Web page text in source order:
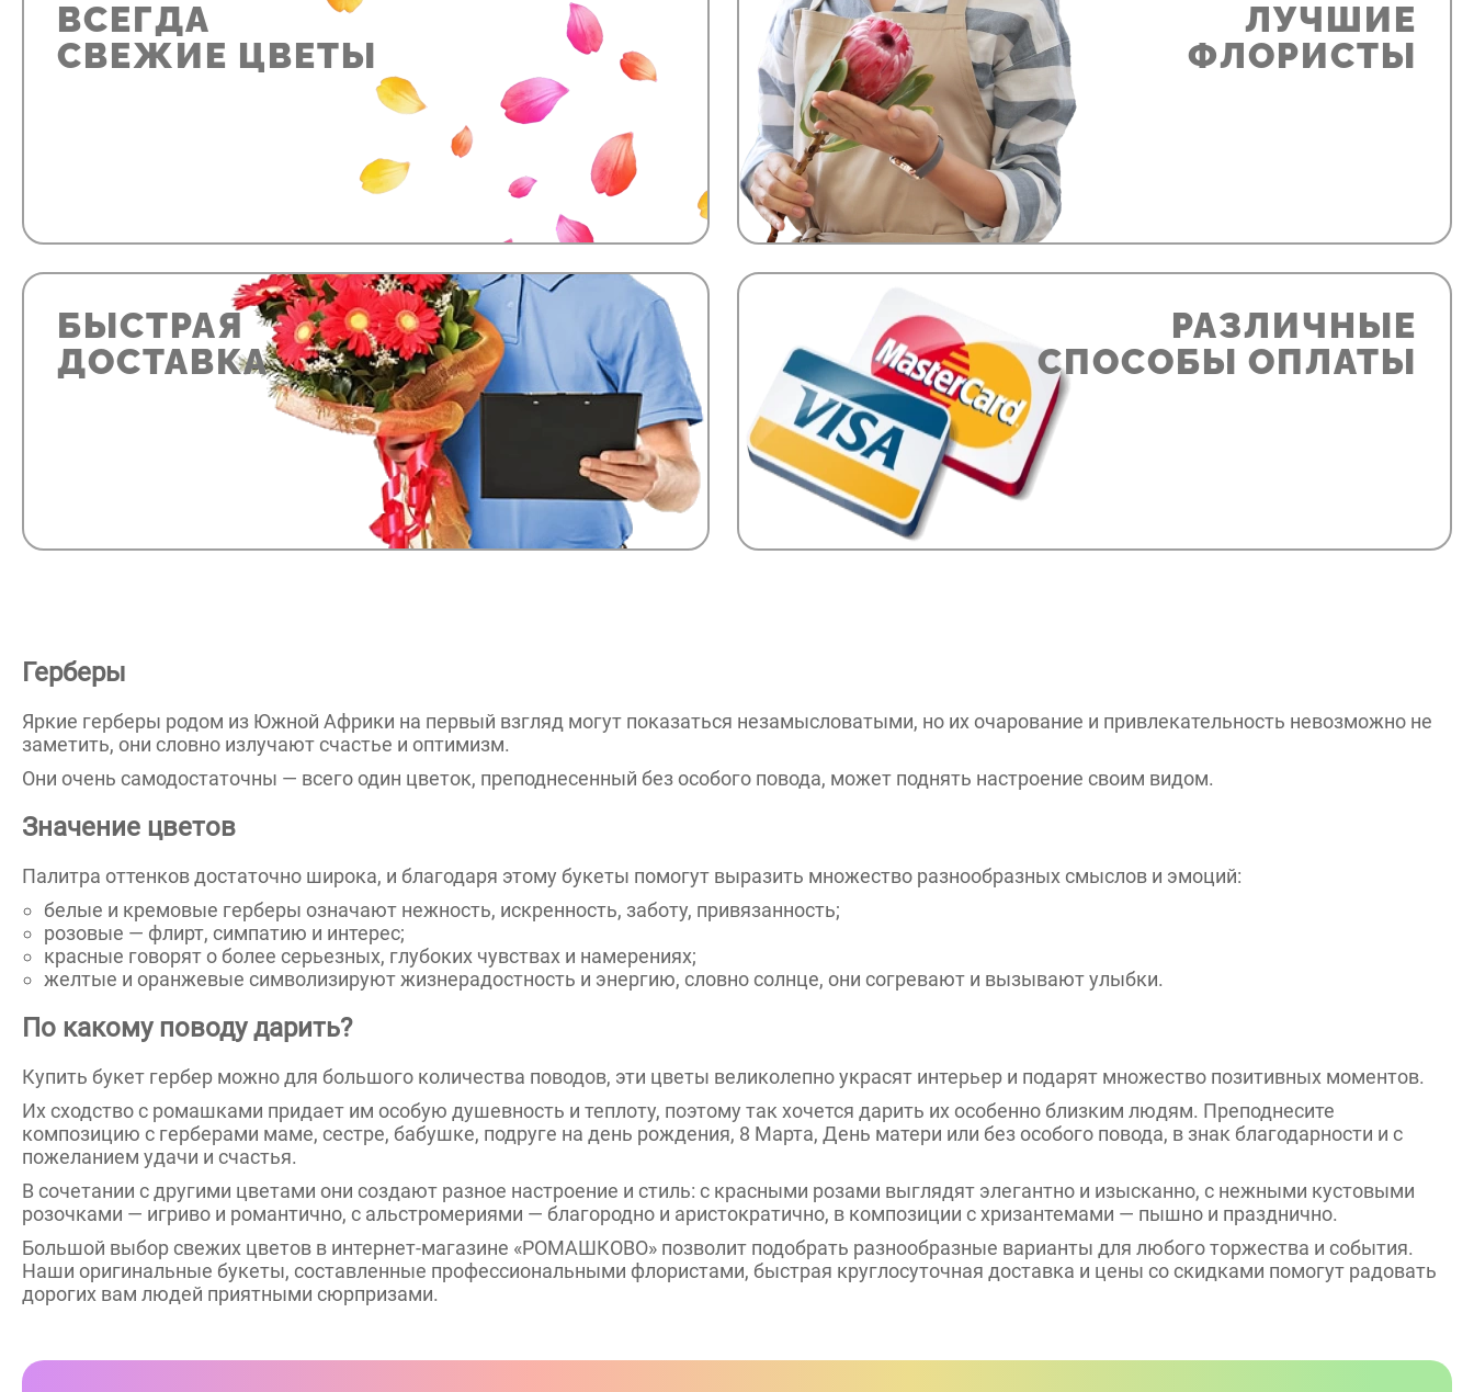
ВСЕГДА
СВЕЖИЕ ЦВЕТЫ
ЛУЧШИЕ
ФЛОРИСТЫ
БЫСТРАЯ
ДОСТАВКА
РАЗЛИЧНЫЕ
СПОСОБЫ ОПЛАТЫ
Герберы
Яркие герберы родом из Южной Африки на первый взгляд могут показаться незамысловатыми, но их очарование и привлекательность невозможно не
заметить, они словно излучают счастье и оптимизм.
Они очень самодостаточны — всего один цветок, преподнесенный без особого повода, может поднять настроение своим видом.
Значение цветов
Палитра оттенков достаточно широка, и благодаря этому букеты помогут выразить множество разнообразных смыслов и эмоций:
белые и кремовые герберы означают нежность, искренность, заботу, привязанность;
розовые — флирт, симпатию и интерес;
красные говорят о более серьезных, глубоких чувствах и намерениях;
желтые и оранжевые символизируют жизнерадостность и энергию, словно солнце, они согревают и вызывают улыбки.
По какому поводу дарить?
Купить букет гербер можно для большого количества поводов, эти цветы великолепно украсят интерьер и подарят множество позитивных моментов.
Их сходство с ромашками придает им особую душевность и теплоту, поэтому так хочется дарить их особенно близким людям. Преподнесите
композицию с герберами маме, сестре, бабушке, подруге на день рождения, 8 Марта, День матери или без особого повода, в знак благодарности и с
пожеланием удачи и счастья.
В сочетании с другими цветами они создают разное настроение и стиль: с красными розами выглядят элегантно и изысканно, с нежными кустовыми
розочками — игриво и романтично, с альстромериями — благородно и аристократично, в композиции с хризантемами — пышно и празднично.
Большой выбор свежих цветов в интернет-магазине «РОМАШКОВО» позволит подобрать разнообразные варианты для любого торжества и события.
Наши оригинальные букеты, составленные профессиональными флористами, быстрая круглосуточная доставка и цены со скидками помогут радовать
дорогих вам людей приятными сюрпризами.